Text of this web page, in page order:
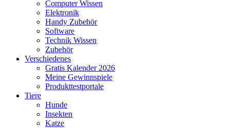
Computer Wissen
Elektronik
Handy Zubehör
Software
Technik Wissen
Zubehör
Verschiedenes
Gratis Kalender 2026
Meine Gewinnspiele
Produkttestportale
Tiere
Hunde
Insekten
Katze